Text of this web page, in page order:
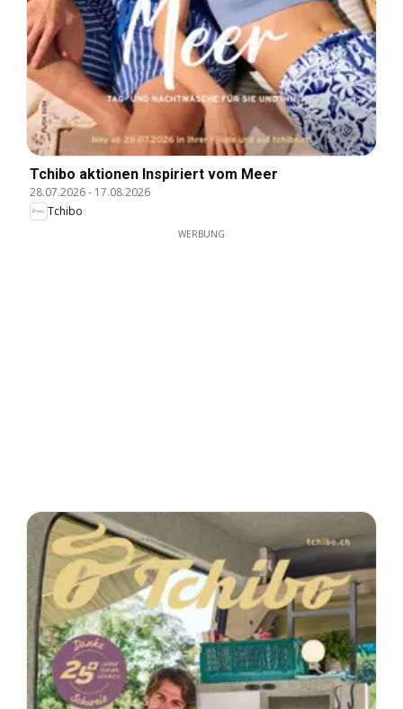
Tchibo aktionen Inspiriert vom Meer
28.07.2026- 17.08.2026
Tchibo
WERBUNG